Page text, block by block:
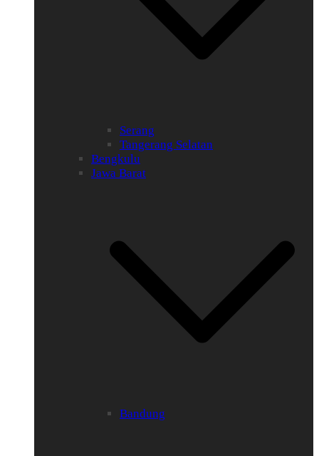
Serang
Tangerang Selatan
Bengkulu
Jawa Barat
Bandung